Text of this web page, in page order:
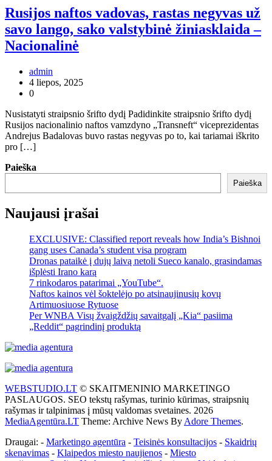
Rusijos naftos vadovas, rastas negyvas už
savo lango, sako valstybinė žiniasklaida –
Nacionalinė
admin
4 liepos, 2025
0
Nusistatyti straipsnio šrifto dydį Padidinkite straipsnio šrifto dydį
Rusijos nacionalinio naftos vamzdyno „Transneft“ viceprezidentas
Andrejus Badalovas buvo rastas negyvas po to, kai tariamai iškrito
pro […]
Paieška
Paieška
Naujausi įrašai
EXCLUSIVE: Classified report reveals how India’s Bishnoi
gang uses Canada’s student visa program
Dronas pataikė į dujų laivą netoli Sueco kanalo, grasindamas
išplėsti Irano karą
7 rinkodaros patarimai „YouTube“.
Naftos kainos vėl šoktelėjo po atsinaujinusių kovų
Artimuosiuose Rytuose
Per WNBA Visų žvaigždžių savaitgalį „Kia“ pasiima
„Reddit“ pagrindinį produktą
WEBSTUDIO.LT © SKAITMENINIO MARKETINGO
PASLAUGOS. SEO tekstų rašymas, turinio kūrimas, straipsnių
rašymas ir talpinimas į mūsų valdomas svetaines. 2026
MediaAgentūra.LT Theme: Archive News By Adore Themes.
Draugai: - Marketingo agentūra - Teisinės konsultacijos - Skaidrių
skenavimas - Klaipedos miesto naujienos - Miesto